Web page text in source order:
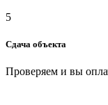
5
Сдача объекта
Проверяем и вы